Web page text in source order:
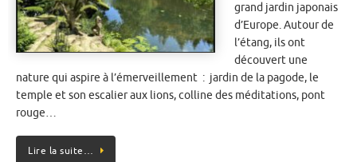
grand jardin japonais
d’Europe. Autour de
l’étang, ils ont
découvert une
nature qui aspire à l’émerveillement : jardin de la pagode, le
temple et son escalier aux lions, colline des méditations, pont
rouge…
Lire la suite…